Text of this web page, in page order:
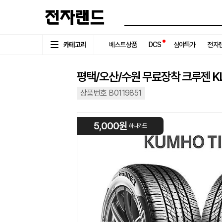
카테고리 베스트상품 DCS 심야특가 전자
평택/오산/수원 무료장착 크루젠
상품번호 B0119851
5,000원 하나카드